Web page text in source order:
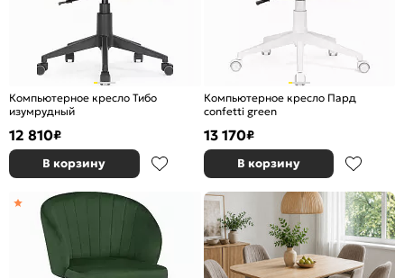
Компьютерное кресло Тибо
изумрудный
12 810₽
В корзину
Компьютерное кресло Пард
confetti green
13 170₽
В корзину